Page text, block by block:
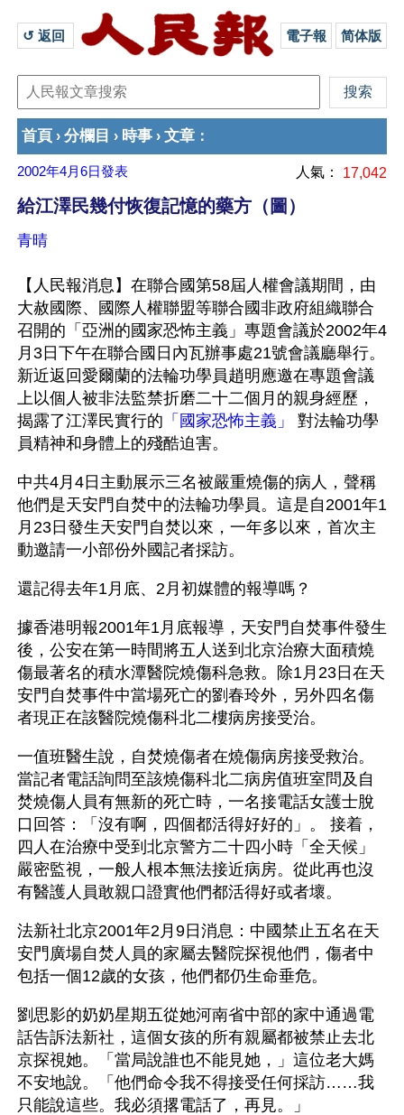
↺ 返回 電子報 简体版
首頁 › 分欄目 › 時事 › 文章 ：
2002年4月6日發表 人氣： 17,042
給江澤民幾付恢復記憶的藥方（圖）
青晴
【人民報消息】在聯合國第58屆人權會議期間，由
大赦國際、國際人權聯盟等聯合國非政府組織聯合
召開的「亞洲的國家恐怖主義」專題會議於2002年4
月3日下午在聯合國日內瓦辦事處21號會議廳舉行。
新近返回愛爾蘭的法輪功學員趙明應邀在專題會議
上以個人被非法監禁折磨二十二個月的親身經歷，
揭露了江澤民實行的 「國家恐怖主義」
對法輪功學
員精神和身體上的殘酷迫害。
中共4月4日主動展示三名被嚴重燒傷的病人，聲稱
他們是天安門自焚中的法輪功學員。這是自2001年1
月23日發生天安門自焚以來，一年多以來，首次主
動邀請一小部份外國記者採訪。
還記得去年1月底、2月初媒體的報導嗎？
據香港明報2001年1月底報導，天安門自焚事件發生
後，公安在第一時間將五人送到北京治療大面積燒
傷最著名的積水潭醫院燒傷科急救。除1月23日在天
安門自焚事件中當場死亡的劉春玲外，另外四名傷
者現正在該醫院燒傷科北二樓病房接受治。
一值班醫生說，自焚燒傷者在燒傷病房接受救治。
當記者電話詢問至該燒傷科北二病房值班室問及自
焚燒傷人員有無新的死亡時，一名接電話女護士脫
口回答：「沒有啊，四個都活得好好的」。 接着，
四人在治療中受到北京警方二十四小時「全天候」
嚴密監視，一般人根本無法接近病房。從此再也沒
有醫護人員敢親口證實他們都活得好或者壞。
法新社北京2001年2月9日消息：中國禁止五名在天
安門廣場自焚人員的家屬去醫院探視他們，傷者中
包括一個12歲的女孩，他們都仍生命垂危。
劉思影的奶奶星期五從她河南省中部的家中通過電
話告訴法新社，這個女孩的所有親屬都被禁止去北
京探視她。「當局說誰也不能見她，」這位老大媽
不安地說。「他們命令我不得接受任何採訪……我
只能說這些。我必須撂電話了，再見。」